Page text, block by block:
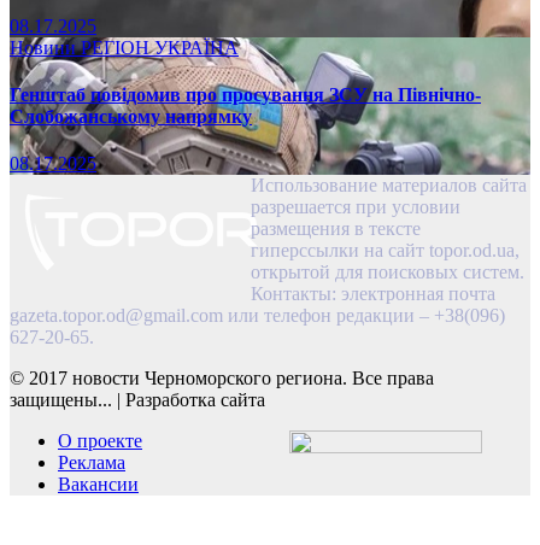
08.17.2025
НовиниРЕГІОНУКРАЇНА
Генштаб повідомив про просування ЗСУ на Північно-
Слобожанському напрямку
08.17.2025
Использование материалов сайта
разрешается при условии
размещения в тексте
гиперссылки на сайт topor.od.ua,
открытой для поисковых систем.
Контакты: электронная почта
gazeta.topor.od@gmail.com или телефон редакции – +38(096)
627-20-65.
© 2017 новости Черноморского региона. Все права
защищены... | Разработка сайта
О проекте
Реклама
Вакансии